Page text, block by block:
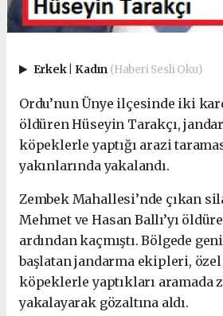
Erkek Kadın (Haberi Sesli Oku)
Ordu’nun Ünye ilçesinde iki
öldüren Hüseyin Tarakçı,
köpeklerle yaptığı arazi
yakınlarında yakalandı.
Zembek Mahallesi’nde çıkan
Mehmet ve Hasan Ballı’yı
ardından kaçmıştı. Bölgede
başlatan jandarma ekipleri,
köpeklerle yaptıkları aramada
yakalayarak gözaltına aldı.